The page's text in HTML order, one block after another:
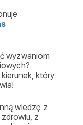
wyzwaniom
który
wiedzę z
z